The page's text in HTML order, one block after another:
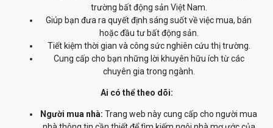
trường bất động sản Việt Nam.
Giúp bạn đưa ra quyết định sáng suốt về việc mua, bán
hoặc đầu tư bất động sản.
Tiết kiệm thời gian và công sức nghiên cứu thị trường.
Cung cấp cho bạn những lời khuyên hữu ích từ các
chuyên gia trong ngành.
Ai có thể theo dõi:
Người mua nhà: Trang web này cung cấp cho người mua